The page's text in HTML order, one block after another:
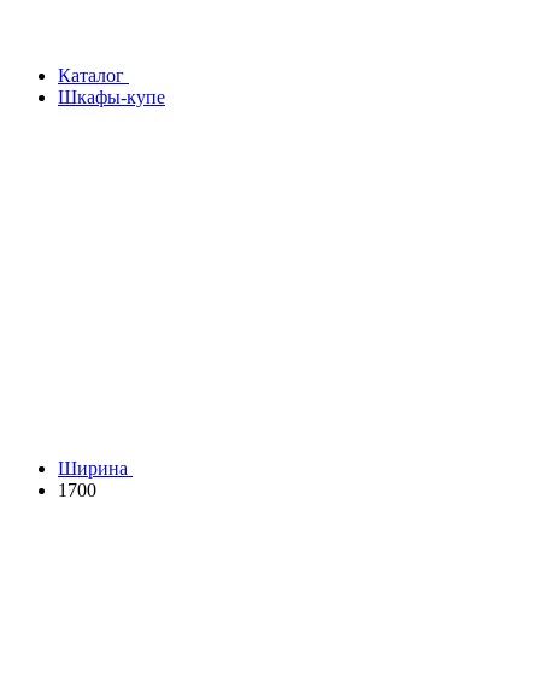
Каталог
Шкафы-купе
Ширина
1700